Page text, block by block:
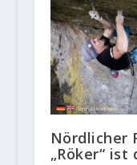
Nördlicher
„Röker“ ist